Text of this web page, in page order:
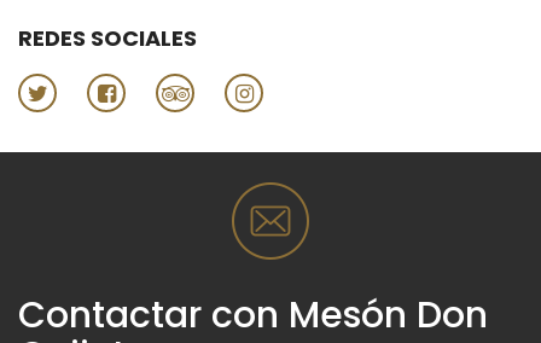
REDES SOCIALES
Contactar con Mesón Don